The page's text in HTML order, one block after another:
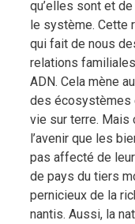
qu’elles sont et
le système. Cette
qui fait de nous
relations
ADN. Cela mène
des écosystèmes
vie sur terre. Mais
l’avenir que les
pas affecté de
de pays du tiers
pernicieux de la
nantis. Aussi, la